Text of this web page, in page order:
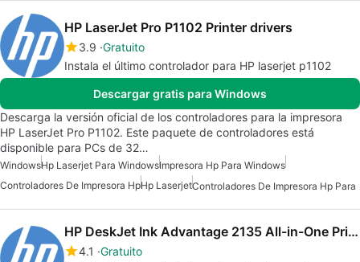
HP LaserJet Pro P1102 Printer drivers
3.9 Gratuito
Instala el último controlador para HP laserjet p1102
Descargar gratis para Windows
Descarga la versión oficial de los controladores para la impresora
HP LaserJet Pro P1102. Este paquete de controladores está
disponible para PCs de 32…
WindowsHp Laserjet Para WindowsImpresora Hp Para Windows
Controladores De Impresora HpHp LaserjetControladores De Impresora Hp Para
HP DeskJet Ink Advantage 2135 All-in-One Printer drivers
4.1 Gratuito